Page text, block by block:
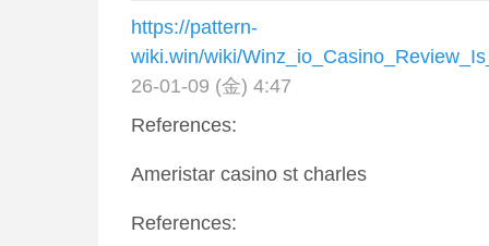
https://pattern-
wiki.win/wiki/
26-01-09 (金) 4:47
References:
Ameristar casino st charles
References: